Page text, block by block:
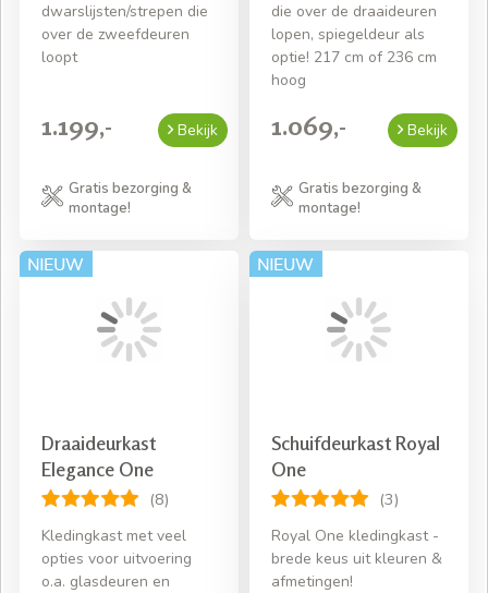
dwarslijsten/strepen die
over de zweefdeuren
loopt
1.199,- Bekijk
Gratis bezorging &
montage!
die over de draaideuren
lopen, spiegeldeur als
optie! 217 cm of 236 cm
hoog
1.069,- Bekijk
Gratis bezorging &
montage!
Draaideurkast
Elegance One
(8)
Kledingkast met veel
opties voor uitvoering
o.a. glasdeuren en
Schuifdeurkast Royal
One
(3)
Royal One kledingkast -
brede keus uit kleuren &
afmetingen!